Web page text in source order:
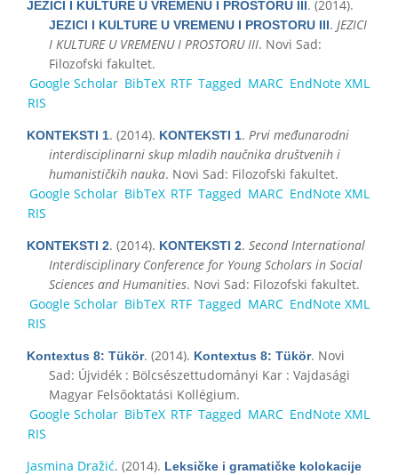
JEZICI I KULTURE U VREMENU I PROSTORU III. (2014).
JEZICI I KULTURE U VREMENU I PROSTORU III. JEZICI
I KULTURE U VREMENU I PROSTORU III. Novi Sad:
Filozofski fakultet.
Google Scholar BibTeX RTF Tagged MARC EndNote XML
RIS
KONTEKSTI 1. (2014). KONTEKSTI 1. Prvi međunarodni
interdisciplinarni skup mladih naučnika društvenih i
humanističkih nauka. Novi Sad: Filozofski fakultet.
Google Scholar BibTeX RTF Tagged MARC EndNote XML
RIS
KONTEKSTI 2. (2014). KONTEKSTI 2. Second International
Interdisciplinary Conference for Young Scholars in Social
Sciences and Humanities. Novi Sad: Filozofski fakultet.
Google Scholar BibTeX RTF Tagged MARC EndNote XML
RIS
Kontextus 8: Tükör. (2014). Kontextus 8: Tükör. Novi
Sad: Újvidék : Bölcsészettudományi Kar : Vajdasági
Magyar Felsőoktatási Kollégium.
Google Scholar BibTeX RTF Tagged MARC EndNote XML
RIS
Jasmina Dražić. (2014). Leksičke i gramatičke kolokacije